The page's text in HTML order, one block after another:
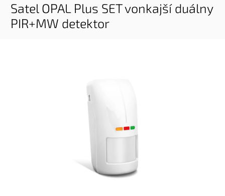
Satel OPAL Plus SET vonkajší duálny
PIR+MW detektor